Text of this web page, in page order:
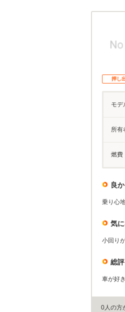
押し
モデ
所有
燃費
良
乗り心
気
小回り
総評
車が好
0人の方